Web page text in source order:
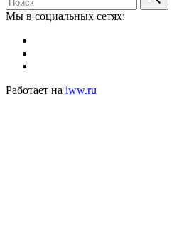
Мы в социальных сетях:
Работает на iww.ru